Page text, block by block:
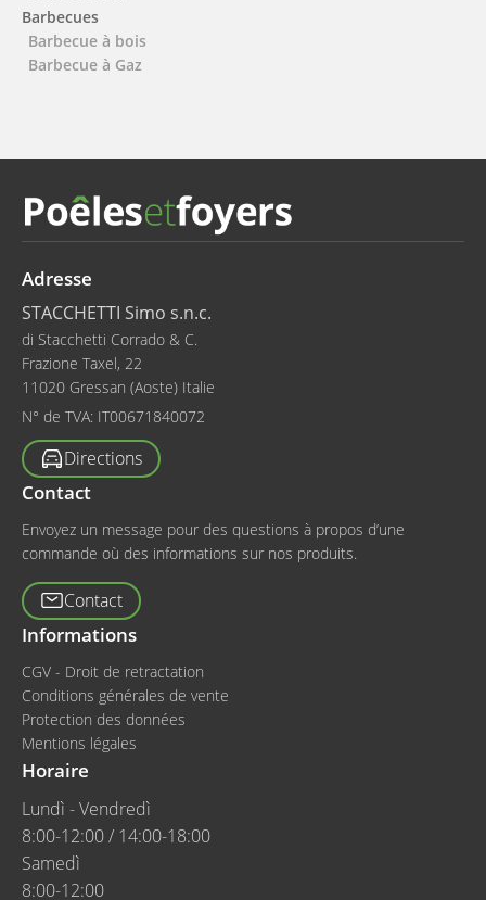
Barbecues
Barbecue à bois
Barbecue à Gaz
Adresse
STACCHETTI Simo s.n.c.
di Stacchetti Corrado & C.
Frazione Taxel, 22
11020 Gressan (Aoste) Italie
N° de TVA: IT00671840072
Directions
Contact
Envoyez un message pour des questions à propos d’une
commande où des informations sur nos produits.
Contact
Informations
CGV - Droit de retractation
Conditions générales de vente
Protection des données
Mentions légales
Horaire
Lundì - Vendredì
8:00-12:00 / 14:00-18:00
Samedì
8:00-12:00